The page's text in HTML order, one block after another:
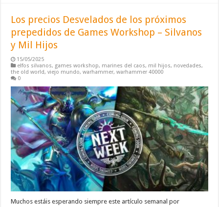
Los precios Desvelados de los próximos
prepedidos de Games Workshop – Silvanos
y Mil Hijos
15/05/2025
elfos silvanos, games workshop, marines del caos, mil hijos, novedades,
the old world,viejo mundo,warhammer,warhammer 40000
0
Muchos estáis esperando siempre este artículo semanal por